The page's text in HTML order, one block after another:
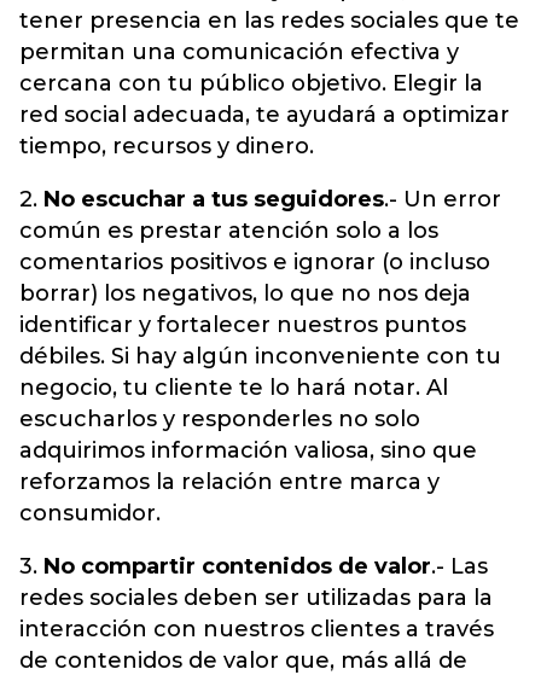
tener presencia en las redes sociales que te
permitan una comunicación efectiva y
cercana con tu público objetivo. Elegir la
red social adecuada, te ayudará a optimizar
tiempo, recursos y dinero.
2. No escuchar a tus seguidores.- Un error
común es prestar atención solo a los
comentarios positivos e ignorar (o incluso
borrar) los negativos, lo que no nos deja
identificar y fortalecer nuestros puntos
débiles. Si hay algún inconveniente con tu
negocio, tu cliente te lo hará notar. Al
escucharlos y responderles no solo
adquirimos información valiosa, sino que
reforzamos la relación entre marca y
consumidor.
3. No compartir contenidos de valor.- Las
redes sociales deben ser utilizadas para la
interacción con nuestros clientes a través
de contenidos de valor que, más allá de